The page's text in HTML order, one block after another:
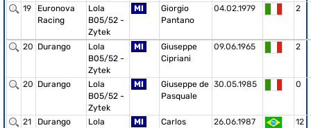
19
Euronova
Racing
Lola
B05/52 -
Zytek
MI
Giorgio
Pantano
04.02.1979 2
20 Durango
Lola
B05/52 -
Zytek
MI
Giuseppe
Cipriani
09.06.1965 2
20 Durango
Lola
B05/52 -
Zytek
MI
Giuseppe de
Pasquale
30.05.1985 0
21 Durango
Lola
MI
Carlos
26.06.1987 12